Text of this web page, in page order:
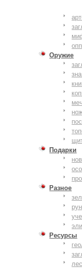
опп
Оружие
Подарки
Разное
Ресурсы